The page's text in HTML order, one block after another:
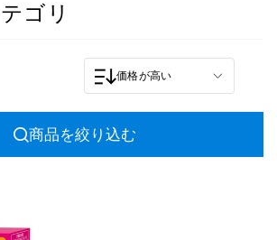
ゴリ
価格が高い
商品を絞り込む